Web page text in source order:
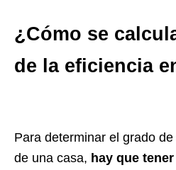
¿Cómo se
de la eficiencia
Para determinar el grado
de una casa, hay que